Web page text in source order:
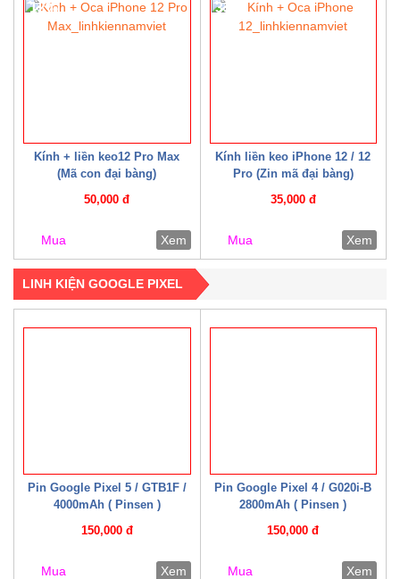
Kính + liền keo12 Pro Max
(Mã con đại bàng)
50,000 đ
12%
Mua Xem
Kính liền keo iPhone 12 / 12
Pro (Zin mã đại bàng)
35,000 đ
33%
Mua Xem
LINH KIỆN GOOGLE PIXEL
Pin Google Pixel 5 / GTB1F /
4000mAh ( Pinsen )
150,000 đ
Mua Xem
Pin Google Pixel 4 / G020i-B
2800mAh ( Pinsen )
150,000 đ
Mua Xem